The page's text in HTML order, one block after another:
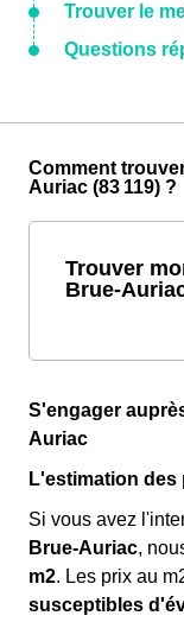
Trouver le
Questions
Comment
Auriac (83 119) ?
Trouver
Brue-
S'engager
Auriac
L'estimation
Si vous avez
Brue-Auriac,
m2. Les prix au m
susceptibles